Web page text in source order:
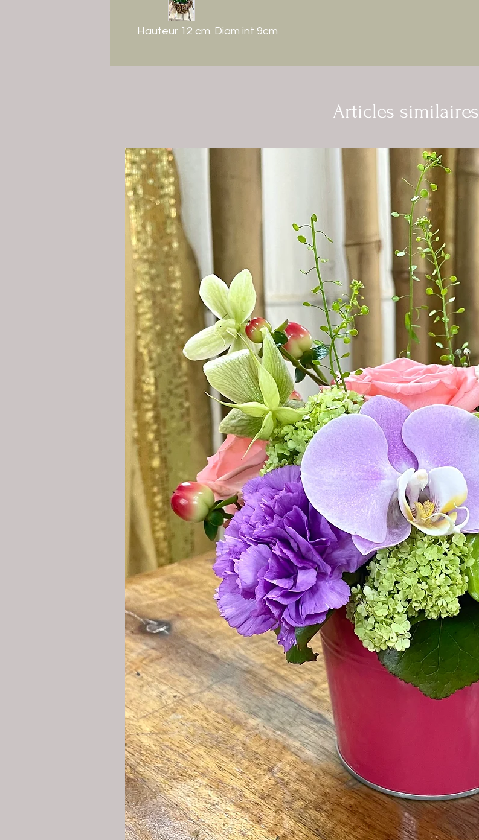
Hauteur 12 cm. Diam int 9cm
Articles similaires